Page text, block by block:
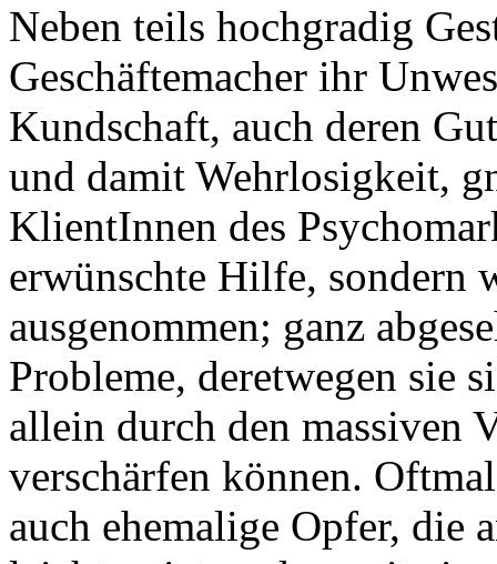
Neben teils hochgradig
Geschäftemacher ihr
Kundschaft, auch deren
und damit Wehrlosigkeit,
KlientInnen des
erwünschte Hilfe, sondern
ausgenommen; ganz
Probleme, deretwegen sie
allein durch den massiven
verschärfen können.
auch ehemalige Opfer, die